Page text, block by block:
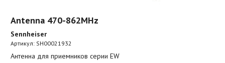
Antenna 470-862MHz
Sennheiser
Артикул: SH00021932
Антенна для приемников серии EW